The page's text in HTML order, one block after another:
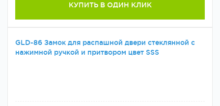
КУПИТЬ В ОДИН КЛИК
GLD-86 Замок для распашной двери стеклянной с
нажимной ручкой и притвором цвет SSS